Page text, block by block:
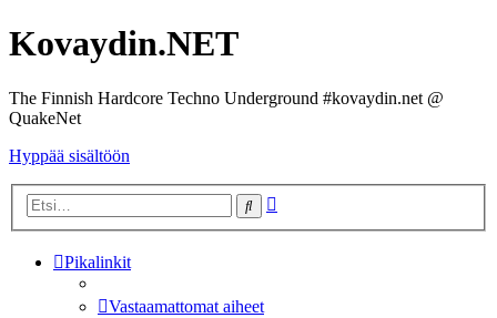
Kovaydin.NET
The Finnish Hardcore Techno Underground #kovaydin.net @
QuakeNet
Hyppää sisältöön
Etsi
Pikalinkit
Vastaamattomat aiheet